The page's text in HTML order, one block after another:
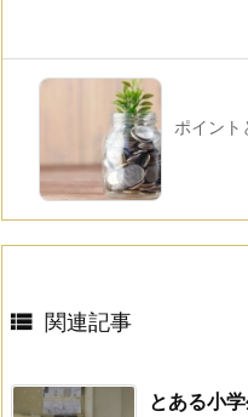
ポイント
 関連記事
とある小